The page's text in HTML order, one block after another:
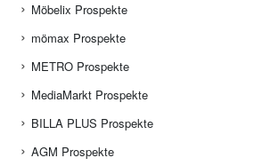
Möbelix Prospekte
mömax Prospekte
METRO Prospekte
MediaMarkt Prospekte
BILLA PLUS Prospekte
AGM Prospekte